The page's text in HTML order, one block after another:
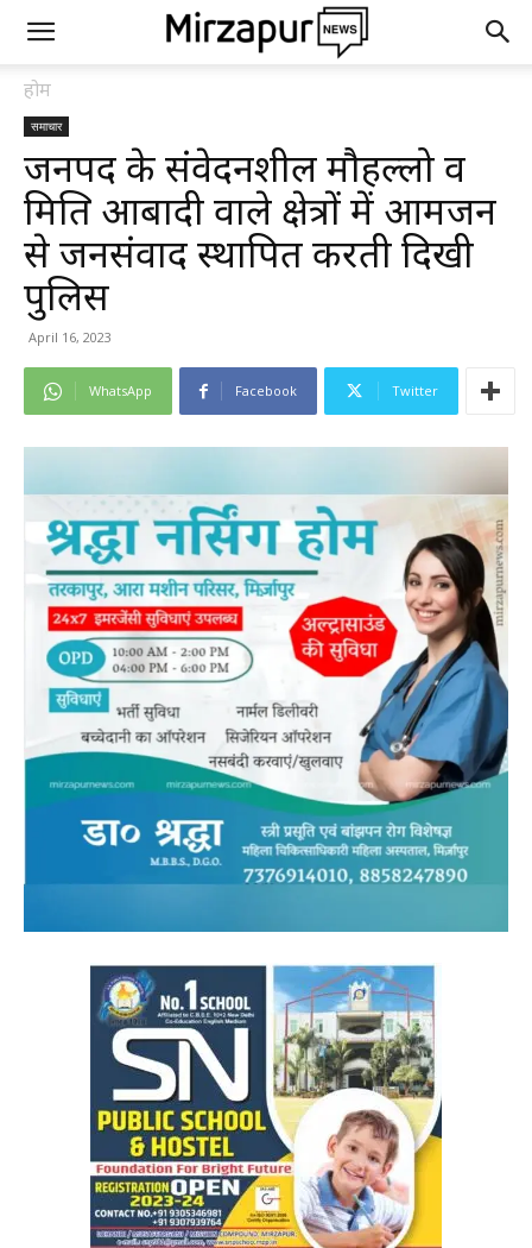
होम
समाचार
जनपद के संवेदनशील मौहल्लो व
मिश्रित आबादी वाले क्षेत्रों में आमजन
से जनसंवाद स्थापित करती दिखी
पुलिस
April 16, 2023
WhatsApp Facebook Twitter